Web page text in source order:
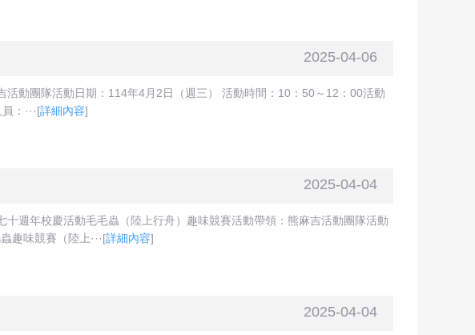
2025-04-06
動團隊活動日期：114年4月2日（週三） 活動時間：10：50～12：00活動
：···[詳細內容]
2025-04-04
週年校慶活動毛毛蟲（陸上行舟）趣味競賽活動帶領：熊麻吉活動團隊活動
趣味競賽（陸上···[詳細內容]
2025-04-04